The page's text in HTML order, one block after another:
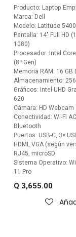
Producto: Laptop
Marca: Dell
Modelo: Latitude 5400
Pantalla: 14" Full HD
1080)
Procesador: Intel
(8ª Gen)
Memoria RAM: 16 GB
Almacenamiento: 256
Gráficos: Intel UHD
620
Cámara: HD Webcam
Conectividad: Wi-Fi
Bluetooth
Puertos: USB-C, 3×
HDMI, VGA (según
RJ45, microSD
Sistema Operativo:
11 Pro
Q 3,655.00